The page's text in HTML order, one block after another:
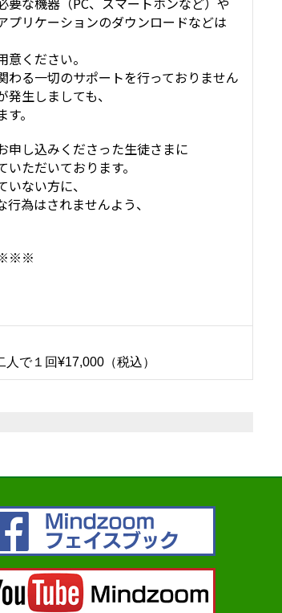
リケーションのダウンロードなどは
ください。
る一切のサポートを行っておりません
生しましても、
。
申し込みくださった生徒さまに
ただいております。
ない方に、
為はされませんよう、
※※※
で１回¥17,000（税込）